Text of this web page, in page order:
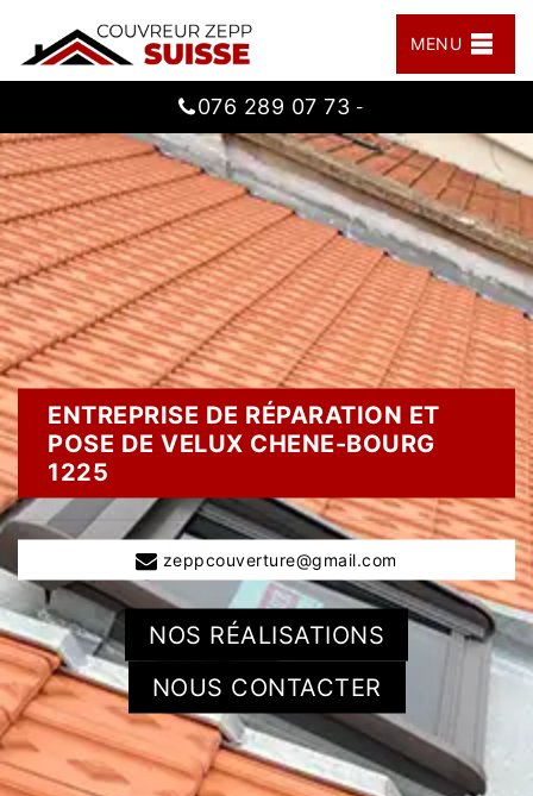
MENU
076 289 07 73 -
ENTREPRISE DE RÉPARATION ET
POSE DE VELUX CHENE-BOURG
1225
zeppcouverture@gmail.com
NOS RÉALISATIONS
NOUS CONTACTER